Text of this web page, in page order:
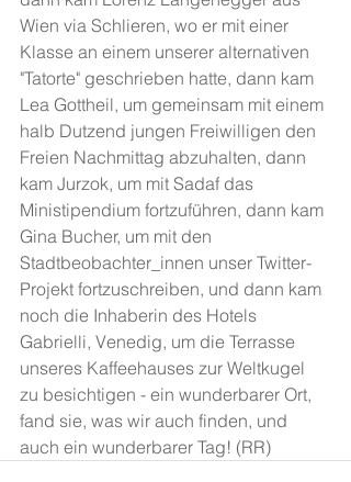
Wien via Schlieren, wo er mit einer
Klasse an einem unserer alternativen
"Tatorte" geschrieben hatte, dann kam
Lea Gottheil, um gemeinsam mit einem
halb Dutzend jungen Freiwilligen den
Freien Nachmittag abzuhalten, dann
kam Jurzok, um mit Sadaf das
Ministipendium fortzuführen, dann kam
Gina Bucher, um mit den
Stadtbeobachter_innen unser Twitter-
Projekt fortzuschreiben, und dann kam
noch die Inhaberin des Hotels
Gabrielli, Venedig, um die Terrasse
unseres Kaffeehauses zur Weltkugel
zu besichtigen - ein wunderbarer Ort,
fand sie, was wir auch finden, und
auch ein wunderbarer Tag! (RR)